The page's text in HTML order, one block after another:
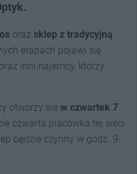
oraz sklep z tradycyjną
etapach pojawi się
oraz inni najemcy, którzy
otworzy się w czwartek 7
czwarta placówka tej sieci
będzie czynny w godz. 9-